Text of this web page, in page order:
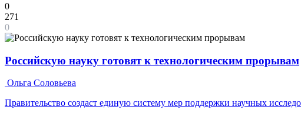
0
271
0
Российскую науку готовят к технологическим прорывам
Ольга Соловьева
Правительство создаст единую систему мер поддержки научных